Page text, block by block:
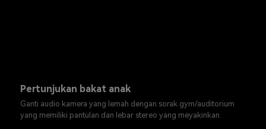
Pertunjukan bakat anak
Ganti audio kamera yang lemah dengan sorak gym/auditorium
yang memiliki pantulan dan lebar stereo yang meyakinkan.